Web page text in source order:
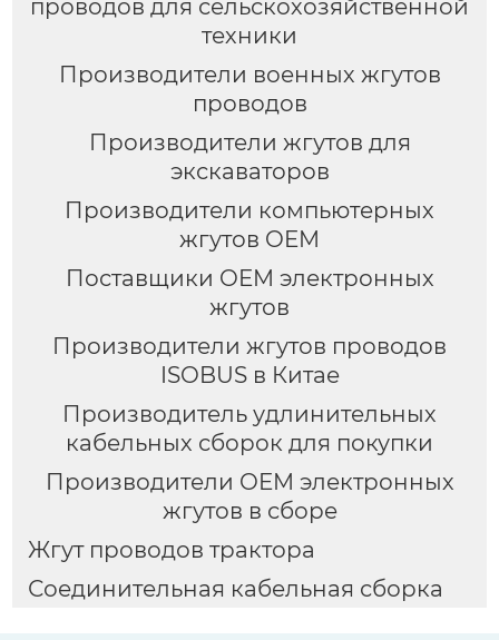
проводов для сельскохозяйственной
техники
Производители военных жгутов
проводов
Производители жгутов для
экскаваторов
Производители компьютерных
жгутов OEM
Поставщики OEM электронных
жгутов
Производители жгутов проводов
ISOBUS в Китае
Производитель удлинительных
кабельных сборок для покупки
Производители OEM электронных
жгутов в сборе
Жгут проводов трактора
Соединительная кабельная сборка